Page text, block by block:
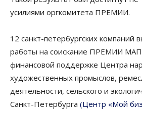
усилиями оргкомитета ПРЕМИИ.
12 санкт-петербургских компаний
работы на соискание ПРЕМИИ
финансовой поддержке Центра
художественных промыслов,
деятельности, сельского и
Санкт-Петербурга (Центр «Мой